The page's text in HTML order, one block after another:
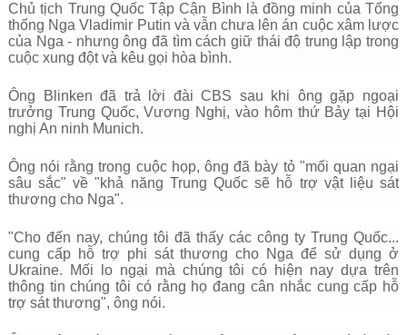
Chủ tịch Trung Quốc Tập Cận Bình là đồng minh của Tổng
thống Nga Vladimir Putin và vẫn chưa lên án cuộc xâm lược
của Nga - nhưng ông đã tìm cách giữ thái độ trung lập trong
cuộc xung đột và kêu gọi hòa bình.
Ông Blinken đã trả lời đài CBS sau khi ông gặp ngoại
trưởng Trung Quốc, Vương Nghị, vào hôm thứ Bảy tại Hội
nghị An ninh Munich.
Ông nói rằng trong cuộc họp, ông đã bày tỏ "mối quan ngại
sâu sắc" về "khả năng Trung Quốc sẽ hỗ trợ vật liệu sát
thương cho Nga".
"Cho đến nay, chúng tôi đã thấy các công ty Trung Quốc...
cung cấp hỗ trợ phi sát thương cho Nga để sử dụng ở
Ukraine. Mối lo ngại mà chúng tôi có hiện nay dựa trên
thông tin chúng tôi có rằng họ đang cân nhắc cung cấp hỗ
trợ sát thương", ông nói.